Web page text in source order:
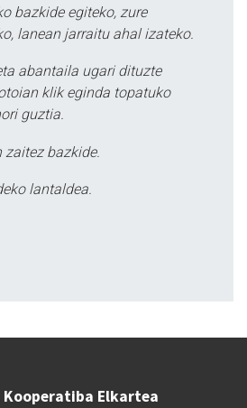
bazkide egiteko, zure
lanean jarraitu ahal izateko.
abantaila ugari dituzte
klik eginda topatuko
guztia.
zaitez bazkide.
lantaldea.
Kooperatiba Elkartea